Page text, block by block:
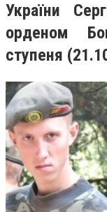
України
орденом
ступеня